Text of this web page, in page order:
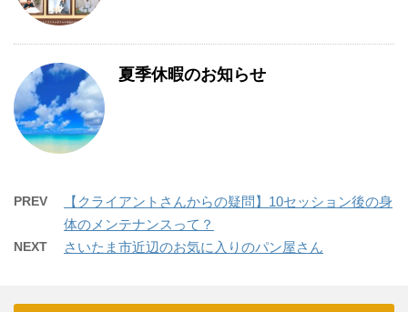
夏季休暇のお知らせ
PREV
【クライアントさんからの疑問】10セッション後の身
体のメンテナンスって？
NEXT さいたま市近辺のお気に入りのパン屋さん